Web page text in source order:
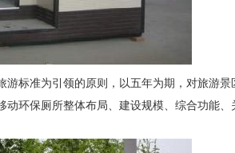
标准为引领的原则，以五年为期，对旅游景
环保厕所整体布局、建设规模、综合功能